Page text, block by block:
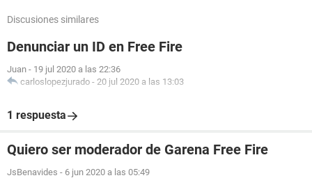
Discusiones similares
Denunciar un ID en Free Fire
Juan - 19 jul 2020 a las 22:36
carloslopezjurado - 20 jul 2020 a las 13:03
1 respuesta
Quiero ser moderador de Garena Free Fire
JsBenavides - 6 jun 2020 a las 05:49